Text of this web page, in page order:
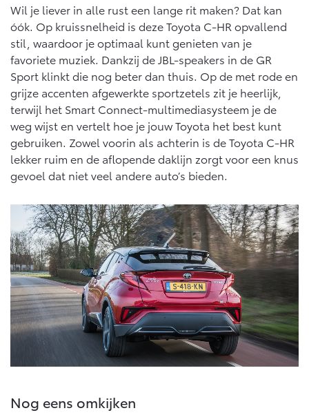
Wil je liever in alle rust een lange rit maken? Dat kan
óók. Op kruissnelheid is deze Toyota C-HR opvallend
stil, waardoor je optimaal kunt genieten van je
favoriete muziek. Dankzij de JBL-speakers in de GR
Sport klinkt die nog beter dan thuis. Op de met rode en
grijze accenten afgewerkte sportzetels zit je heerlijk,
terwijl het Smart Connect-multimediasysteem je de
weg wijst en vertelt hoe je jouw Toyota het best kunt
gebruiken. Zowel voorin als achterin is de Toyota C-HR
lekker ruim en de aflopende daklijn zorgt voor een knus
gevoel dat niet veel andere auto’s bieden.
Nog eens omkijken